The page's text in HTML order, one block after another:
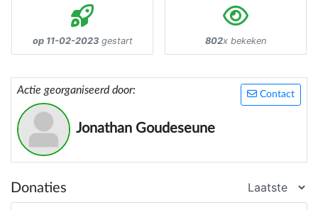
op 11-02-2023gestart 802x bekeken
Contact
Actie georganiseerd door:
Jonathan Goudeseune
Donaties